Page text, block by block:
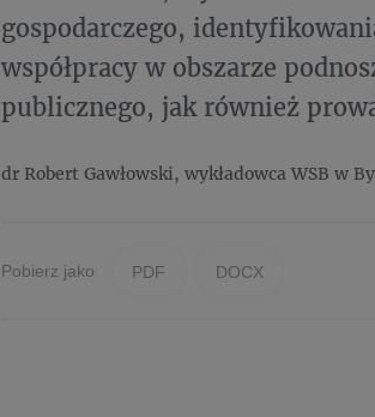
gospodarczego,
współpracy w obszarze
publicznego, jak również
dr Robert Gawłowski, wykładowca WSB w
Pobierz jako PDF DOCX